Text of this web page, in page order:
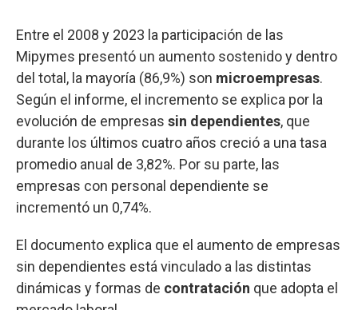
Entre el 2008 y 2023 la participación de las
Mipymes presentó un aumento sostenido y dentro
del total, la mayoría (86,9%) son microempresas.
Según el informe, el incremento se explica por la
evolución de empresas sin dependientes, que
durante los últimos cuatro años creció a una tasa
promedio anual de 3,82%. Por su parte, las
empresas con personal dependiente se
incrementó un 0,74%.
El documento explica que el aumento de empresas
sin dependientes está vinculado a las distintas
dinámicas y formas de contratación que adopta el